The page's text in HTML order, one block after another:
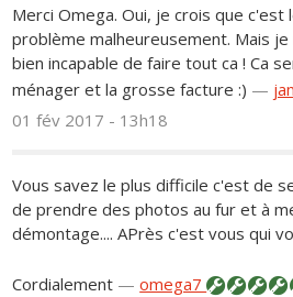
Merci Omega. Oui, je crois que c'est
problème malheureusement. Mais je
bien incapable de faire tout ca ! Ca
ménager et la grosse facture :) —
01 fév 2017 - 13h18
Vous savez le plus difficile c'est de
de prendre des photos au fur et à
démontage.... APrès c'est vous qui
Cordialement —omega7